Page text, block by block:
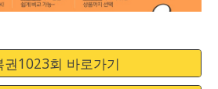
권1023회 바로가기